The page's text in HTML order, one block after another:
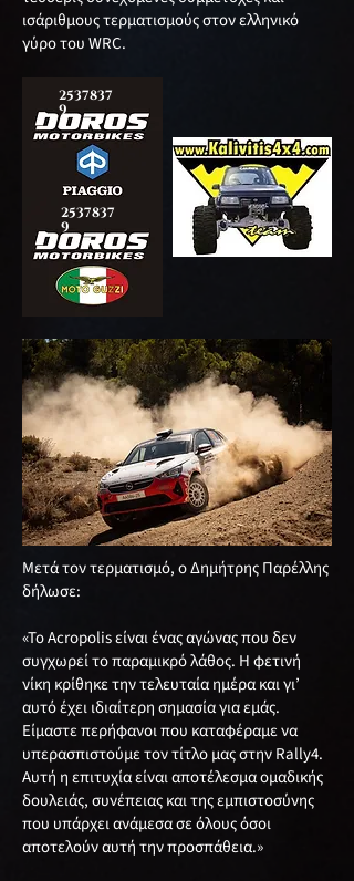
ισάριθμους τερματισμούς στον ελληνικό
γύρο του WRC.
2537837
9
2537837
9
Μετά τον τερματισμό, ο Δημήτρης Παρέλλης
δήλωσε:
«Το Acropolis είναι ένας αγώνας που δεν
συγχωρεί το παραμικρό λάθος. Η φετινή
νίκη κρίθηκε την τελευταία ημέρα και γι’
αυτό έχει ιδιαίτερη σημασία για εμάς.
Είμαστε περήφανοι που καταφέραμε να
υπερασπιστούμε τον τίτλο μας στην Rally4.
Αυτή η επιτυχία είναι αποτέλεσμα ομαδικής
δουλειάς, συνέπειας και της εμπιστοσύνης
που υπάρχει ανάμεσα σε όλους όσοι
αποτελούν αυτή την προσπάθεια.»